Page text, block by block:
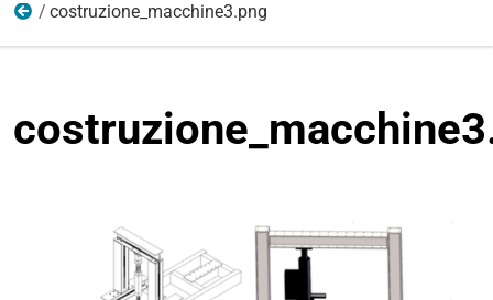
Immagini aree di ricerca
costruzione_macchine3.png